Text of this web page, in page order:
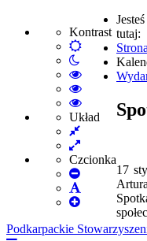
Kontrast
Default
mode
Włącz
tryb
nocny
High
Contrast
Black
White
High
Contrast
Black
High
Contrast
mode
Układ
Fixed
layout
Wide
layout
Czcionka
Set
Smaller
Font
Set
Font
Podkarpackie
Jesteś
tutaj:
17